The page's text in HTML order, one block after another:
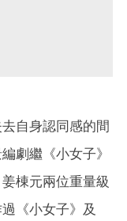
自身認同感的間
劇繼《小女子》
棟元兩位重量級
《小女子》及